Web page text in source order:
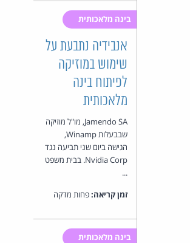
בינה מלאכותית
אנבידיה נתבעת על
שימוש במוזיקה
לפיתוח בינה
מלאכותית
Jamendo SA, מו"ל מוזיקה
שבבעלות Winamp,
הגישה ביום שני תביעה נגד
Nvidia Corp. בבית משפט
...
זמן קריאה:פחות מדקה
בינה מלאכותית